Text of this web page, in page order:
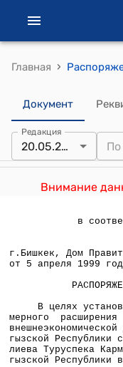
Главная ›
Документ
Редакция
20.05.2000
Внимание